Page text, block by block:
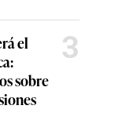
el
sobre
3